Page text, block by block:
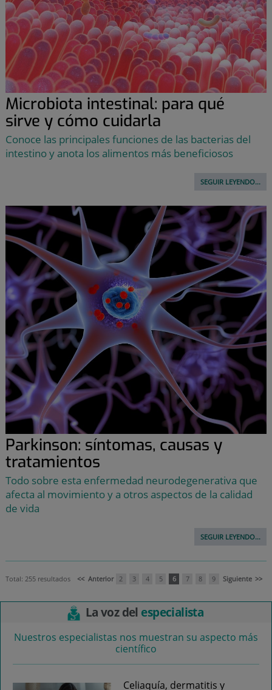
Microbiota intestinal: para qué
sirve y cómo cuidarla
Conoce las principales funciones de las bacterias del
intestino y anota los alimentos más beneficiosos
SEGUIR LEYENDO...
Parkinson: síntomas, causas y
tratamientos
Todo sobre esta enfermedad neurodegenerativa que
afecta al movimiento y a otros aspectos de la calidad
de vida
SEGUIR LEYENDO...
Total: 255 resultados << Anterior 2 3 4 5 6 7 8 9 Siguiente >>
La voz del especialista
Nuestros especialistas nos muestran su aspecto más
científico
Celiaquía, dermatitis y